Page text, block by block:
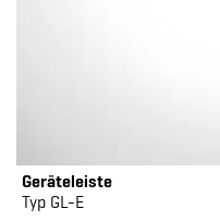
Geräteleiste
Typ GL-E